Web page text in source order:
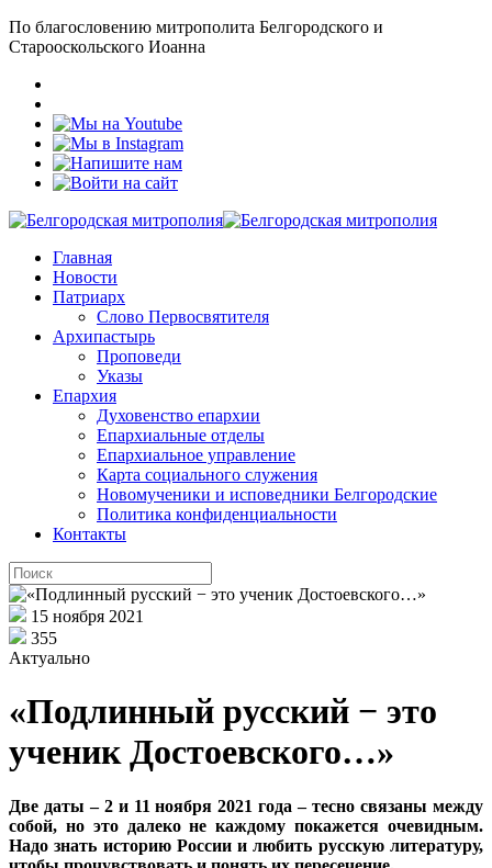
По благословению митрополита Белгородского и
Старооскольского Иоанна
Главная
Новости
Патриарх
Слово Первосвятителя
Архипастырь
Проповеди
Указы
Епархия
Духовенство епархии
Епархиальные отделы
Епархиальное управление
Карта социального служения
Новомученики и исповедники Белгородские
Политика конфиденциальности
Контакты
15 ноября 2021
355
Актуально
«Подлинный русский − это
ученик Достоевского…»
Две даты – 2 и 11 ноября 2021 года – тесно связаны между
собой, но это далеко не каждому покажется очевидным.
Надо знать историю России и любить русскую литературу,